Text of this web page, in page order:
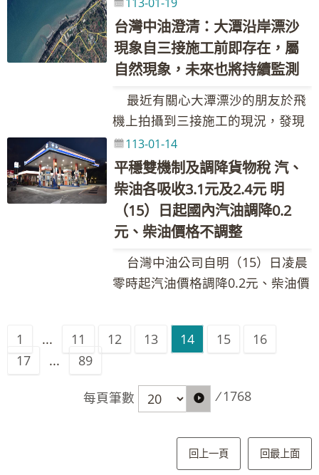
https://www.cpc.com.tw之產品與
服務--亞鄰各國比較表) 台灣中油
股份有限公司 發言人：林珂如執行
長 聯絡電話：02-87258125、
0921-855-697 Email：
205311@cpc.com.tw 新聞聯絡
人：黃如妤組長 聯絡電話：02-
87258548、0932-205-375 Email：
089222@cpc.com.tw 其他相關業
務詢問請洽本公司1912客服專線
降貨物稅(汽、柴油每公升各共2元
及1.5元)調整國內油價，並持續以
亞洲國家最低價及平穩措施運作，
且加碼春節穩定物價措施，協助穩
定國內油價，汽、柴油各需調整之
1.8元及2.2元均由台灣中油吸收，
累計112年至12月底止，台灣中油
共吸收約169.19億元。調價後各式
油品參考零售價格調幅及調整金額
如附表，實際零售價格以各營業點
公告為準。(台灣中油與亞鄰各國油
https://www.cpc.com.tw之產品與
服務--亞鄰各國比較表) 台灣中油
長 聯絡電話：02-87258125、
0921-855-697 Email：
人：黃如妤組長 聯絡電話：02-
87258548、0932-205-375 Email：
務詢問請洽本公司1912客服專線
無關。台灣中油自三接施工以來即
持續監測大潭沿岸漂沙情形，每季
也執行高解析度地形地貌攝影，透
過歷次監測結果顯示G1區呈現冬季
變動，G3區則為長年全區覆沙情
形，未來還會持續監測以累積更多
資料，關注環境及生態方面之變
化。 至於環保團體去年底赴三接
藻礁現勘時指出，當地柴山多杯孔
珊瑚生態受三接工程影響，面積有
縮小的情形，台灣中油澄清，受限
於調查當日之天候、退潮程度、水
體混濁程度等不同影響，可觀測柴
山多杯孔珊瑚之群株數及面積不盡
瑚平均面積統計結果檢視，並無面
積縮小趨勢。為求檢測結果更精
新量測方法-影像辨識進行實際量
化。 台灣中油再次強調，為了維
護藻礁生態，觀塘工業港採離岸開
上漲。浮動油價調整原則之調價指
標7D3B週均價上漲2.14美元，新臺
幣兌美元匯率升值0.112元，國內油
動油價機制調整原則，汽、柴油應
調價格與本週參考零售價格相比，
汽、柴油應各調漲1.7元，惟為維持
價格低於亞洲鄰近國家(日、韓、
港、星)，汽、柴油各吸收1.4元及
1.7元，吸收後95無鉛汽油超出30
元，啟動油價平穩措施，第一階段
每公升各吸收0.2元。雙重平穩機制
啟動，汽、柴油共各吸收1.6元及
漲0.1元、柴油調降0.2元。吸收金
額如下表： 吸收金額／每公升 政府
穩措施 合計 汽油 2.2 1.4 0.2 3.8 柴
油 1.6 1.7 0.2 3.5 本週依油價公
式及政府調降貨物稅(汽、柴油每公
升各共2元及1.5元)調整國內油價，
公升28.9元、95無鉛汽油每公升
30.4元、98無鉛汽油每公升32.4
元、超級柴油每公升27.7元。本週
吸收1.3元。 台灣中油表示，本
週受英美聯手空襲葉門叛軍及胡塞
組織以飛彈擊中行經亞丁灣的美國
商船影響，導致國際油價上漲。浮
動油價調整原則之調價指標7D3B週
均價上漲0.41美元，新臺幣兌美元
匯率貶值0.362元，國內油價依公式
制調整原則，汽、柴油應調價格與
本週參考零售價格相比，汽、柴油
亞洲鄰近國家(日、韓、港、星)，
汽、柴油各吸收1.1元，吸收後95無
施，第一階段吸收25%調幅四捨五
入，汽、柴油每公升各吸收0.2元。
雙重平穩機制啟動，汽、柴油共各
吸收1.3元，國內汽、柴油價格實際
台灣中油澄清：大潭沿岸漂沙
現象自三接施工前即存在，屬
自然現象，未來也將持續監測
最近有關心大潭漂沙的朋友於飛
機上拍攝到三接施工的現況，發現
有明顯的漂沙，台灣中油澄清，只
要是冬北季風的季節，大潭沿岸即
常常出現漂沙的現象，漂沙現象在
三接施工前即存在，屬自然現象，
與三接工程無關。台灣中油感謝外
界對大潭漂沙現象的關切，台灣中
油同樣關心大潭海岸的生態情形，
自三接施工以來即持續監測大潭沿
積更多資料。 台灣中油表示，在
google earth上的衛星截圖就可發
2017年1月，大潭沿岸也出現漂
沙，幾乎年年如此，台灣中油感謝
望外界不要看到漂沙就誤會是三接
施工所致。 台灣中油表示，三接
平穩雙機制及調降貨物稅 汽、
柴油各吸收3.1元及2.4元 明
（15）日起國內汽油調降0.2
元、柴油價格不調整
113-01-14
台灣中油公司自明（15）日凌晨
零時起汽油價格調降0.2元、柴油價
無鉛汽油每公升29.0元、95無鉛汽
油每公升30.5元、98無鉛汽油每公
元。本週因雙重平穩機制啟動，
汽、柴油各吸收0.9元及0.8元。
關閉Sharara油田、OPEC+啟動自
主額外減產計畫等因素影響，導致
1 ... 11 12 13 14 15
16
17
... 89
每頁筆數 / 1768
回上一頁 回最上面